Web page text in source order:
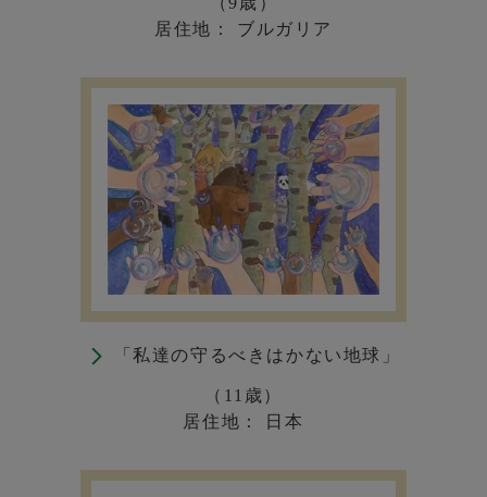
居住地： ブルガリア
「私達の守るべきはかない地球」
（11歳）
居住地： 日本